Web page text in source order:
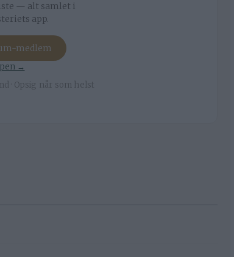
— alt samlet i
app.
medlem
→
· Opsig når som helst